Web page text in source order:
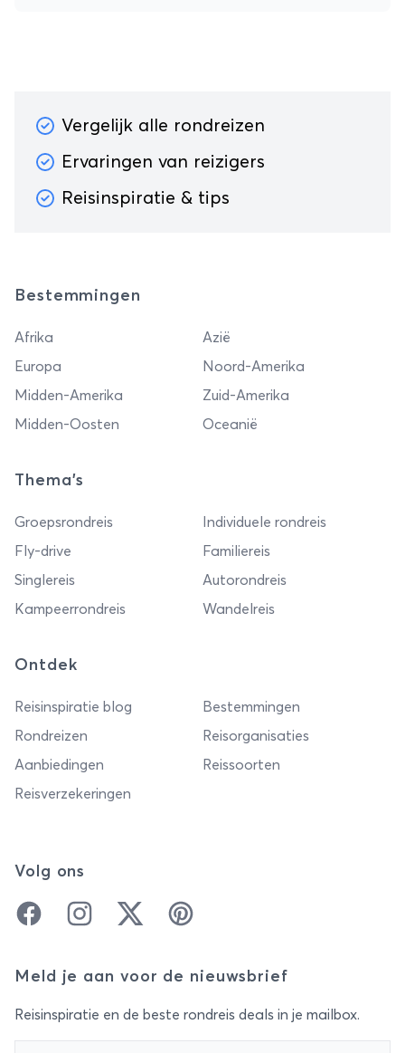
Vergelijk alle rondreizen
Ervaringen van reizigers
Reisinspiratie & tips
Bestemmingen
Afrika
Azië
Europa
Noord-Amerika
Midden-Amerika
Zuid-Amerika
Midden-Oosten
Oceanië
Thema's
Groepsrondreis
Individuele rondreis
Fly-drive
Familiereis
Singlereis
Autorondreis
Kampeerrondreis
Wandelreis
Ontdek
Reisinspiratie blog
Bestemmingen
Rondreizen
Reisorganisaties
Aanbiedingen
Reissoorten
Reisverzekeringen
Volg ons
FacebookInstagramTwitter Pinterest
Meld je aan voor de nieuwsbrief
Reisinspiratie en de beste rondreis deals in je mailbox.